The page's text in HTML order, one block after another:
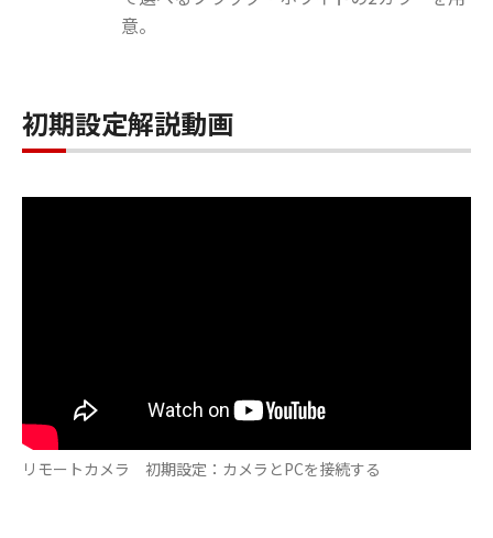
意。
初期設定解説動画
リモートカメラ 初期設定：カメラとPCを接続する